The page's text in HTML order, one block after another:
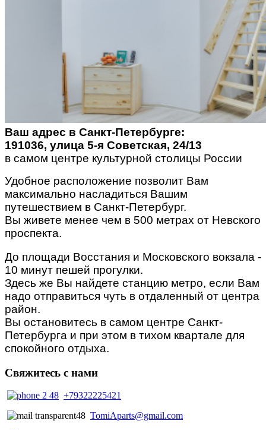
Ваш адрес в Санкт-Петербурге:
191036, улица 5-я Советская, 24/13
в самом центре культурной столицы России
Удобное расположение позволит Вам
максимально насладиться Вашим
путешествием в Санкт-Петербург.
Вы живете менее чем в 500 метрах от Невского
проспекта.
До площади Восстания и Московского вокзала -
10 минут пешей прогулки.
Здесь же Вы найдете станцию метро, если Вам
надо отправиться чуть в отдаленный от центра
район.
Вы остановитесь в самом центре Санкт-
Петербурга и при этом в тихом квартале для
спокойного отдыха.
Свяжитесь с нами
+79322225421
TomiAparts@gmail.com